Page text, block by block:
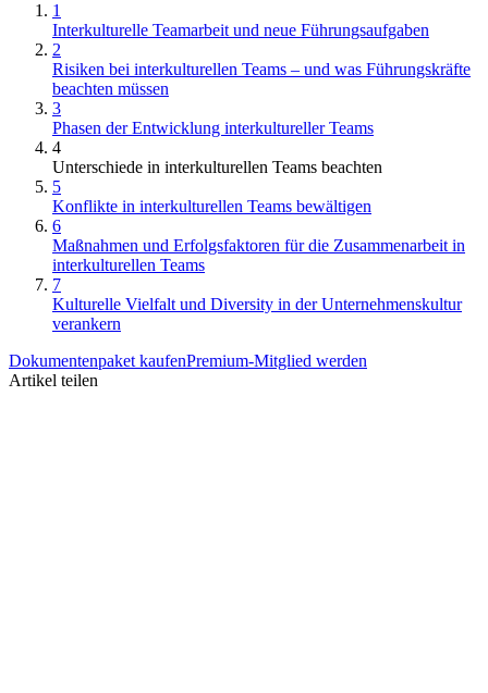
1
Interkulturelle Teamarbeit und neue Führungsaufgaben
2
Risiken bei interkulturellen Teams – und was Führungskräfte
beachten müssen
3
Phasen der Entwicklung interkultureller Teams
4
Unterschiede in interkulturellen Teams beachten
5
Konflikte in interkulturellen Teams bewältigen
6
Maßnahmen und Erfolgsfaktoren für die Zusammenarbeit in
interkulturellen Teams
7
Kulturelle Vielfalt und Diversity in der Unternehmenskultur
verankern
Dokumentenpaket kaufenPremium-Mitglied werden
Artikel teilen